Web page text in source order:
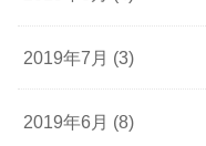
2019年7月 (3)
2019年6月 (8)